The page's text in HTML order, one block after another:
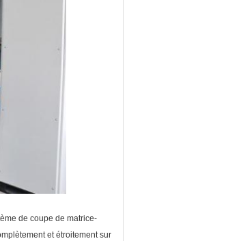
de coupe de matrice-
et étroitement sur